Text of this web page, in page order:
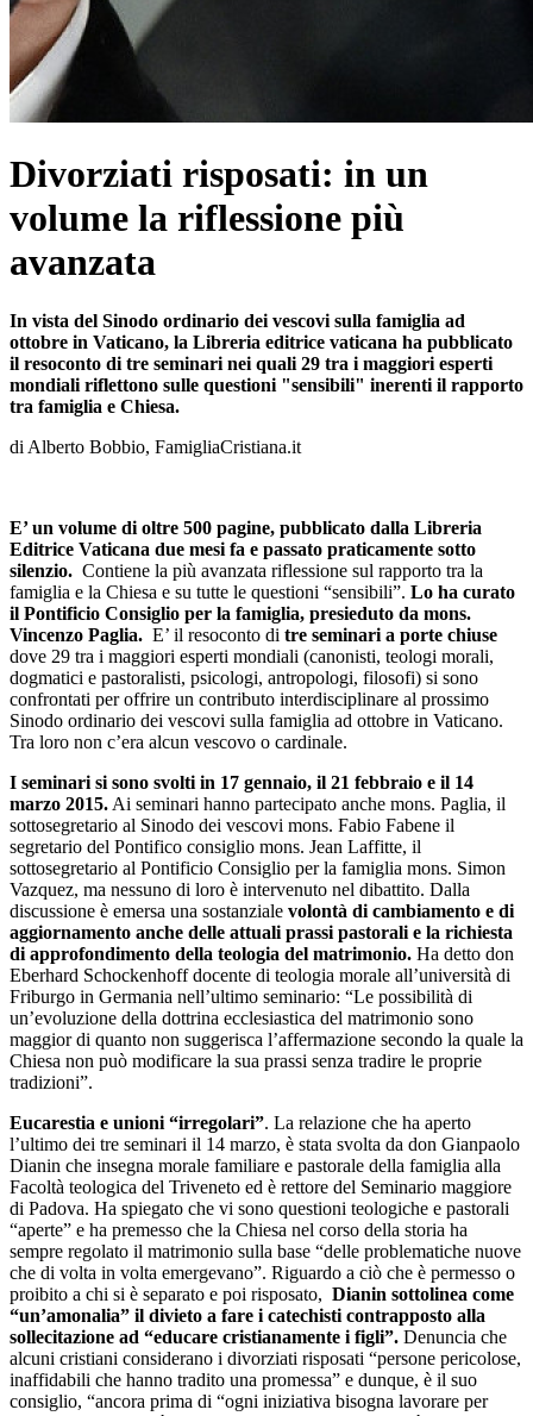
Divorziati risposati: in un
volume la riflessione più
avanzata
In vista del Sinodo ordinario dei vescovi sulla famiglia ad
ottobre in Vaticano, la Libreria editrice vaticana ha pubblicato
il resoconto di tre seminari nei quali 29 tra i maggiori esperti
mondiali riflettono sulle questioni "sensibili" inerenti il rapporto
tra famiglia e Chiesa.
di Alberto Bobbio, FamigliaCristiana.it
E’ un volume di oltre 500 pagine, pubblicato dalla Libreria
Editrice Vaticana due mesi fa e passato praticamente sotto
silenzio. Contiene la più avanzata riflessione sul rapporto tra la
famiglia e la Chiesa e su tutte le questioni “sensibili”. Lo ha curato
il Pontificio Consiglio per la famiglia, presieduto da mons.
Vincenzo Paglia. E’ il resoconto di tre seminari a porte chiuse
dove 29 tra i maggiori esperti mondiali (canonisti, teologi morali,
dogmatici e pastoralisti, psicologi, antropologi, filosofi) si sono
confrontati per offrire un contributo interdisciplinare al prossimo
Sinodo ordinario dei vescovi sulla famiglia ad ottobre in Vaticano.
Tra loro non c’era alcun vescovo o cardinale.
I seminari si sono svolti in 17 gennaio, il 21 febbraio e il 14
marzo 2015. Ai seminari hanno partecipato anche mons. Paglia, il
sottosegretario al Sinodo dei vescovi mons. Fabio Fabene il
segretario del Pontifico consiglio mons. Jean Laffitte, il
sottosegretario al Pontificio Consiglio per la famiglia mons. Simon
Vazquez, ma nessuno di loro è intervenuto nel dibattito. Dalla
discussione è emersa una sostanziale volontà di cambiamento e di
aggiornamento anche delle attuali prassi pastorali e la richiesta
di approfondimento della teologia del matrimonio. Ha detto don
Eberhard Schockenhoff docente di teologia morale all’università di
Friburgo in Germania nell’ultimo seminario: “Le possibilità di
un’evoluzione della dottrina ecclesiastica del matrimonio sono
maggior di quanto non suggerisca l’affermazione secondo la quale la
Chiesa non può modificare la sua prassi senza tradire le proprie
tradizioni”.
Eucarestia e unioni “irregolari”. La relazione che ha aperto
l’ultimo dei tre seminari il 14 marzo, è stata svolta da don Gianpaolo
Dianin che insegna morale familiare e pastorale della famiglia alla
Facoltà teologica del Triveneto ed è rettore del Seminario maggiore
di Padova. Ha spiegato che vi sono questioni teologiche e pastorali
“aperte” e ha premesso che la Chiesa nel corso della storia ha
sempre regolato il matrimonio sulla base “delle problematiche nuove
che di volta in volta emergevano”. Riguardo a ciò che è permesso o
proibito a chi si è separato e poi risposato, Dianin sottolinea come
“un’amonalia” il divieto a fare i catechisti contrapposto alla
sollecitazione ad “educare cristianamente i figli”. Denuncia che
alcuni cristiani considerano i divorziati risposati “persone pericolose,
inaffidabili che hanno tradito una promessa” e dunque, è il suo
consiglio, “ancora prima di “ogni iniziativa bisogna lavorare per